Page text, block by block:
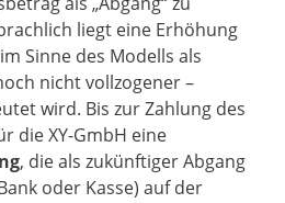
liegt eine Erhöhung
Sinne des Modells als
nicht vollzogener –
wird. Bis zur Zahlung des
die XY-GmbH eine
, die als zukünftiger Abgang
oder Kasse) auf der